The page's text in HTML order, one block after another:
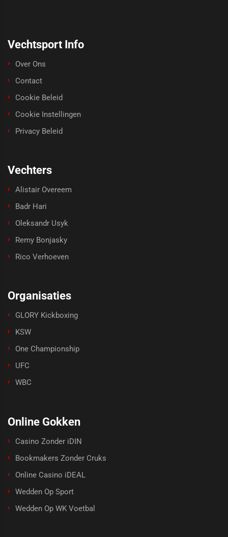
Vechtsport Info
Over Ons
Contact
Cookie Beleid
Cookie Instellingen
Privacy Beleid
Vechters
Alistair Overeem
Badr Hari
Oleksandr Usyk
Remy Bonjasky
Rico Verhoeven
Organisaties
GLORY Kickboxing
KSW
One Championship
UFC
WBC
Online Gokken
Casino Zonder iDIN
Bookmakers Zonder Cruks
Online Casino iDEAL
Wedden Op Sport
Wedden Op WK Voetbal